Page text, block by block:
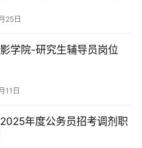
25日
学院-研究生辅导员岗位
11日
2025年度公务员招考调剂职